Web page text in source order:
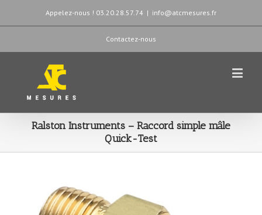
Appelez-nous ! 03.20.28.57.74 | info@atcmesures.fr
Contactez-nous
Ralston Instruments – Raccord simple mâle
Quick-Test